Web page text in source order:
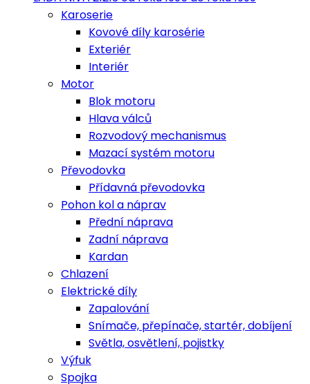
Karoserie
Kovové díly karosérie
Exteriér
Interiér
Motor
Blok motoru
Hlava válců
Rozvodový mechanismus
Mazací systém motoru
Převodovka
Přídavná převodovka
Pohon kol a náprav
Přední náprava
Zadní náprava
Kardan
Chlazení
Elektrické díly
Zapalování
Snímače, přepínače, startér, dobíjení
Světla, osvětlení, pojistky
Výfuk
Spojka